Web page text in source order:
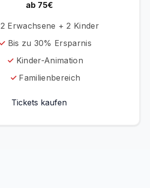
ab 75€
2 Erwachsene + 2 Kinder
Bis zu 30% Ersparnis
Kinder-Animation
Familienbereich
Tickets kaufen